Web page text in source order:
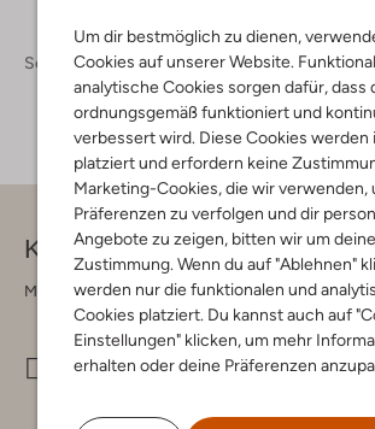
Um dir bestmöglich zu dienen,
Cookies auf unserer Website.
analytische Cookies sorgen dafür, dass
ordnungsgemäß funktioniert und
verbessert wird. Diese Cookies werden
platziert und erfordern keine
Marketing-Cookies, die wir verwenden,
Präferenzen zu verfolgen und dir
Angebote zu zeigen, bitten wir um deine
Zustimmung. Wenn du auf "Ablehnen"
werden nur die funktionalen und
Cookies platziert. Du kannst auch auf
Einstellungen" klicken, um mehr
erhalten oder deine Präferenzen
Schuhe
Ballerinas Ballerinas Damen
Kontakt
Montag - Freitag 09:00 - 17:00 uur
info@omoda.de